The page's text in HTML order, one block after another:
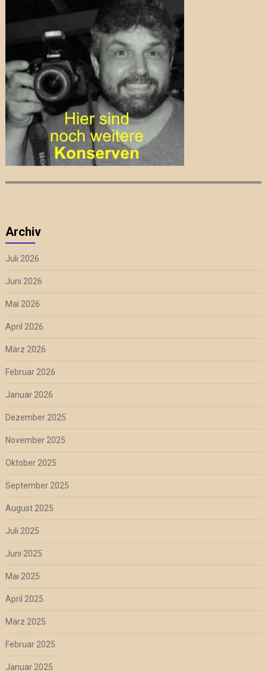
Archiv
Juli 2026
Juni 2026
Mai 2026
April 2026
März 2026
Februar 2026
Januar 2026
Dezember 2025
November 2025
Oktober 2025
September 2025
August 2025
Juli 2025
Juni 2025
Mai 2025
April 2025
März 2025
Februar 2025
Januar 2025